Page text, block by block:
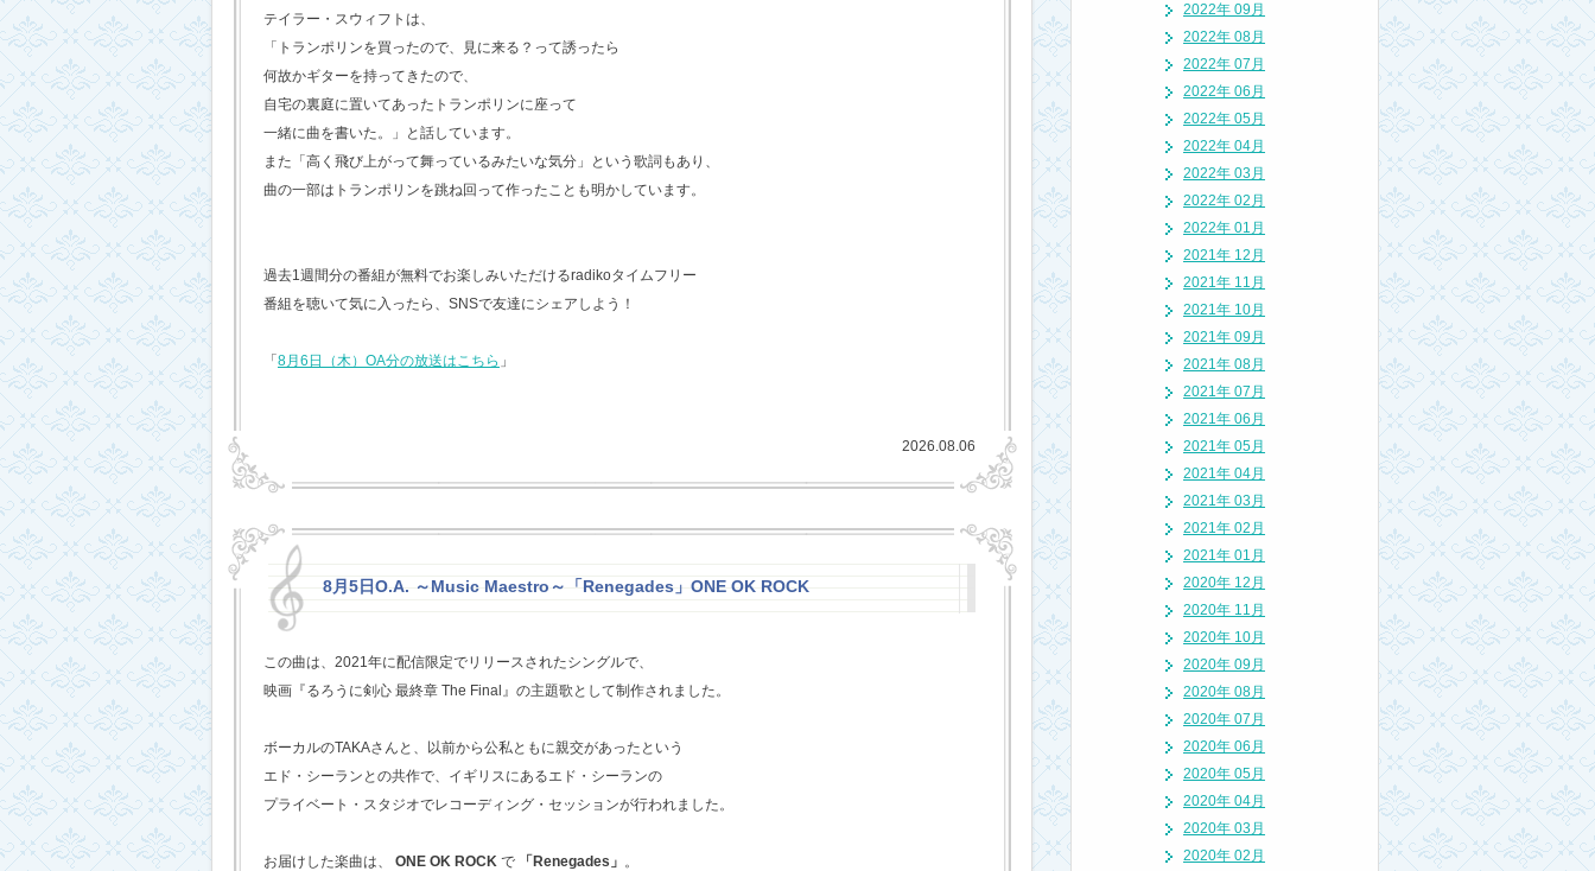
テイラー・スウィフトは、
「トランポリンを買ったので、見に来る？って誘ったら
何故かギターを持ってきたので、
自宅の裏庭に置いてあったトランポリンに座って
一緒に曲を書いた。」と話しています。
また「高く飛び上がって舞っているみたいな気分」という歌詞もあり、
曲の一部はトランポリンを跳ね回って作ったことも明かしています。
過去1週間分の番組が無料でお楽しみいただけるradikoタイムフリー
番組を聴いて気に入ったら、SNSで友達にシェアしよう！
「 8月6日（木）OA分の放送はこちら 」
2026.08.06
8月5日O.A. ～Music Maestro～「Renegades」ONE OK ROCK
この曲は、2021年に配信限定でリリースされたシングルで、
映画『るろうに剣心 最終章 The Final』の主題歌として制作されました。
ボーカルのTAKAさんと、以前から公私ともに親交があったという
エド・シーランとの共作で、イギリスにあるエド・シーランの
プライベート・スタジオでレコーディング・セッションが行われました。
お届けした楽曲は、 ONE OK ROCK で 「Renegades」 。
2022年 09月
2022年 08月
2022年 07月
2022年 06月
2022年 05月
2022年 04月
2022年 03月
2022年 02月
2022年 01月
2021年 12月
2021年 11月
2021年 10月
2021年 09月
2021年 08月
2021年 07月
2021年 06月
2021年 05月
2021年 04月
2021年 03月
2021年 02月
2021年 01月
2020年 12月
2020年 11月
2020年 10月
2020年 09月
2020年 08月
2020年 07月
2020年 06月
2020年 05月
2020年 04月
2020年 03月
2020年 02月